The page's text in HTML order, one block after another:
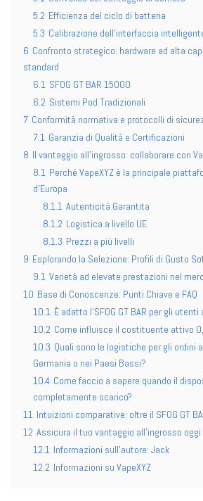
5.2 Efficienza del ciclo di batteria
5.3 Calibrazione dell'interfaccia
6 Confronto strategico: hardware ad alta
standard
6.1 SFOG GT BAR 15000
6.2 Sistemi Pod Tradizionali
7 Conformità normativa e protocolli di
7.1 Garanzia di Qualità e Certificazioni
8 Il vantaggio all'ingrosso: collaborare con
8.1 Perché VapeXYZ è la principale
d'Europa
8.1.1 Autenticità Garantita
8.1.2 Logistica a livello UE
8.1.3 Prezzi a più livelli
9 Esplorando la Selezione: Profili di Gusto
9.1 Varietà ad elevate prestazioni nel
10 Base di Conoscenze: Punti Chiave e FAQ
10.1 È adatto l'SFOG GT BAR per gli
10.2 Come influisce il costituente attivo
10.3 Quali sono le logistiche per gli ordini
Germania o nei Paesi Bassi?
10.4 Come faccio a sapere quando il
completamente scarico?
11 Intuizioni comparative: oltre il SFOG GT
12 Assicura il tuo vantaggio all'ingrosso oggi
12.1 Informazioni sull'autore: Jack
12.2 Informazioni su VapeXYZ